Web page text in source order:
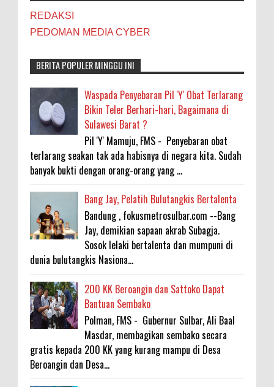
REDAKSI
PEDOMAN MEDIA CYBER
BERITA POPULER MINGGU INI
Waspada Penyebaran Pil 'Y' Obat Terlarang
Bikin Teler Berhari-hari, Bagaimana di
Sulawesi Barat ?
Pil 'Y' Mamuju, FMS - Penyebaran obat
terlarang seakan tak ada habisnya di negara kita. Sudah
banyak bukti dengan orang-orang yang ...
Bang Jay, Pelatih Bulutangkis Bertalenta
Bandung , fokusmetrosulbar.com --Bang
Jay, demikian sapaan akrab Subagja.
Sosok lelaki bertalenta dan mumpuni di
dunia bulutangkis Nasiona...
200 KK Beroangin dan Sattoko Dapat
Bantuan Sembako
Polman, FMS - Gubernur Sulbar, Ali Baal
Masdar, membagikan sembako secara
gratis kepada 200 KK yang kurang mampu di Desa
Beroangin dan Desa...